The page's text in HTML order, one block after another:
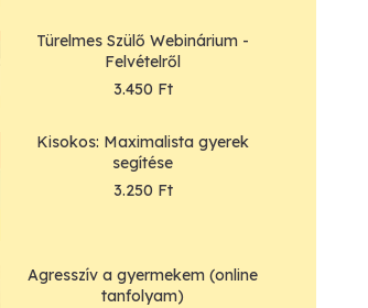
Türelmes Szülő Webinárium -
Felvételről
3.450 Ft
Kisokos: Maximalista gyerek
segítése
3.250 Ft
Agresszív a gyermekem (online
tanfolyam)